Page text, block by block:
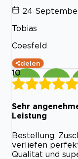
24
Tobias
Coesfeld
delen
10
Sehr
Leistung
Bestellung,
verliefen
Qualitat und